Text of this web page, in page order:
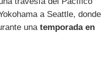
a Seattle, donde
una temporada en